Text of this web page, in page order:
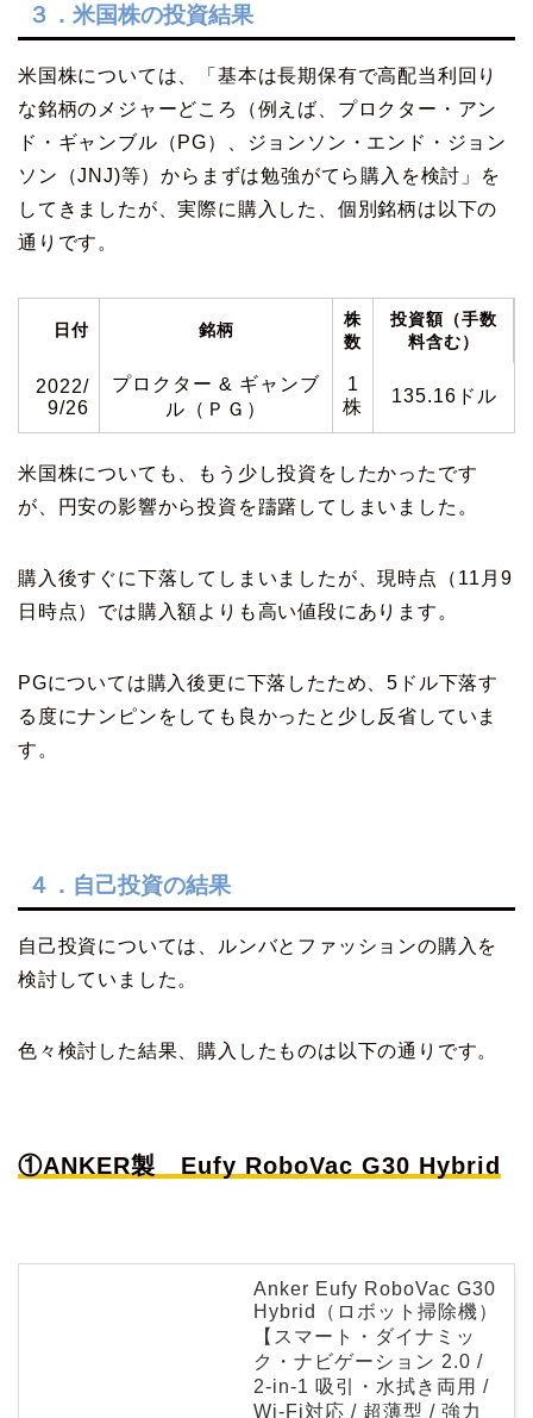
３．米国株の投資結果
米国株については、「基本は長期保有で高配当利回り
な銘柄のメジャーどころ（例えば、プロクター・アン
ド・ギャンブル（PG）、ジョンソン・エンド・ジョン
ソン（JNJ)等）からまずは勉強がてら購入を検討」を
してきましたが、実際に購入した、個別銘柄は以下の
通りです。
日付 銘柄
株
数
投資額（手数
料含む）
2022/
9/26
プロクター & ギャンブ
ル（ＰＧ）
1
株
135.16ドル
米国株についても、もう少し投資をしたかったです
が、円安の影響から投資を躊躇してしまいました。
購入後すぐに下落してしまいましたが、現時点（11月9
日時点）では購入額よりも高い値段にあります。
PGについては購入後更に下落したため、5ドル下落す
る度にナンピンをしても良かったと少し反省していま
す。
４．自己投資の結果
自己投資については、ルンバとファッションの購入を
検討していました。
色々検討した結果、購入したものは以下の通りです。
①ANKER製 Eufy RoboVac G30 Hybrid
Anker Eufy RoboVac G30
Hybrid（ロボット掃除機）
【スマート・ダイナミッ
ク・ナビゲーション 2.0 /
2-in-1 吸引・水拭き両用 /
Wi-Fi対応 / 超薄型 / 強力